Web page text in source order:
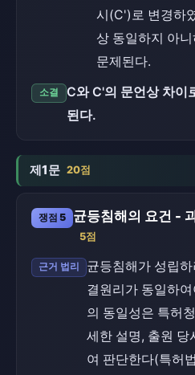
시(C')로 변경하
상 동일하지 아
문제된다.
소결
C와 C'의 문언상 차이
된다.
제1문 20점
쟁점 5 균등침해의 요건 -
5점
근거 법리
균등침해가 성립
결원리가 동일하
의 동일성은 특허
세한 설명, 출원 당
여 판단한다(특허